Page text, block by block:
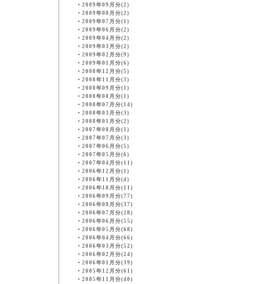
・ 2009年09月分(2)
・ 2009年08月分(2)
・ 2009年07月分(1)
・ 2009年06月分(2)
・ 2009年04月分(2)
・ 2009年03月分(2)
・ 2009年02月分(9)
・ 2009年01月分(6)
・ 2008年12月分(5)
・ 2008年11月分(3)
・ 2008年09月分(1)
・ 2008年08月分(1)
・ 2008年07月分(14)
・ 2008年03月分(3)
・ 2008年01月分(2)
・ 2007年08月分(1)
・ 2007年07月分(3)
・ 2007年06月分(5)
・ 2007年05月分(6)
・ 2007年04月分(11)
・ 2006年12月分(1)
・ 2006年11月分(4)
・ 2006年10月分(11)
・ 2006年09月分(77)
・ 2006年08月分(37)
・ 2006年07月分(28)
・ 2006年06月分(55)
・ 2006年05月分(68)
・ 2006年04月分(66)
・ 2006年03月分(52)
・ 2006年02月分(24)
・ 2006年01月分(39)
・ 2005年12月分(61)
・ 2005年11月分(40)